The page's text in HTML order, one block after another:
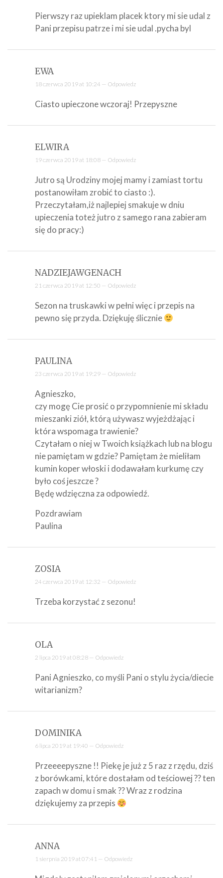
Pierwszy raz upieklam placek ktory mi sie udal z
Pani przepisu patrze i mi sie udal .pycha byl
EWA
18 czerwca 2019 at 10:24 — Odpowiedz
Ciasto upieczone wczoraj! Przepyszne
ELWIRA
19 czerwca 2019 at 18:08 — Odpowiedz
Jutro są Urodziny mojej mamy i zamiast tortu
postanowiłam zrobić to ciasto :).
Przeczytałam,iż najlepiej smakuje w dniu
upieczenia toteż jutro z samego rana zabieram
się do pracy:)
NADZIEJAWGENACH
21 czerwca 2019 at 12:50 — Odpowiedz
Sezon na truskawki w pełni więc i przepis na
pewno się przyda. Dziękuję ślicznie
PAULINA
23 czerwca 2019 at 19:29 — Odpowiedz
Agnieszko,
czy mogę Cie prosić o przypomnienie mi składu
mieszanki ziół, którą używasz wyjeżdżając i
która wspomaga trawienie?
Czytałam o niej w Twoich książkach lub na blogu
nie pamiętam w gdzie? Pamiętam że mieliłam
kumin koper włoski i dodawałam kurkumę czy
było coś jeszcze ?
Będę wdzięczna za odpowiedź.
Pozdrawiam
Paulina
ZOSIA
24 czerwca 2019 at 12:32 — Odpowiedz
Trzeba korzystać z sezonu!
OLA
2 lipca 2019 at 08:28 — Odpowiedz
Pani Agnieszko, co myśli Pani o stylu życia/diecie
witarianizm?
DOMINIKA
6 lipca 2019 at 19:40 — Odpowiedz
Przeeeepyszne !! Piekę je już z 5 raz z rzędu, dziś
z borówkami, które dostałam od teściowej ?? ten
zapach w domu i smak ?? Wraz z rodzina
dziękujemy za przepis
ANNA
1 sierpnia 2019 at 07:41 — Odpowiedz